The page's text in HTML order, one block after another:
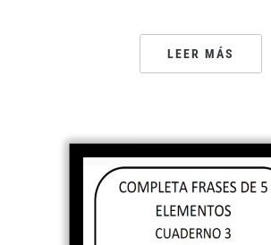
LEER MÁS